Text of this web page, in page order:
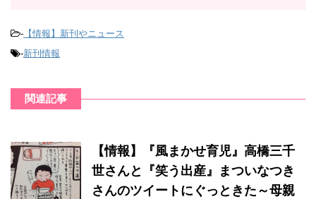
- 【情報】新刊やニュース
-新刊情報
関連記事
【情報】『風まかせ育児』高橋三千
世さんと『笑う出産』まついなつき
さんのツイートにぐっときた～母親